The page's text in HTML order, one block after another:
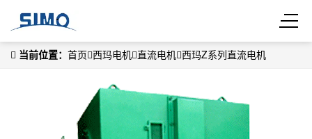
当前位置： 首页 西玛电机 直流电机 西玛Z系列直流电机